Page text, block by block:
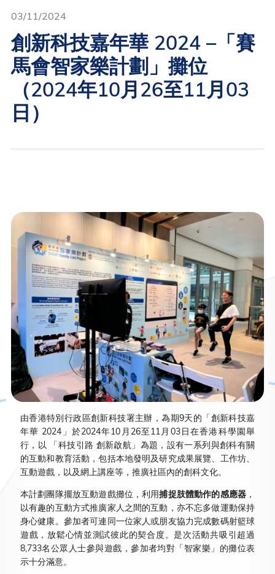
03/11/2024
創新科技嘉年華 2024 –「賽
馬會智家樂計劃」攤位
（2024年10月26至11月03
日）
由香港特別行政區創新科技署主辦，為期9天的「創新科技嘉
年華 2024」於2024年10月26至11月03日在香港科學園舉
行，以 「科技引路 創新啟航」為題，設有一系列與創科有關
的互動和教育活動，包括本地發明及研究成果展覽、工作坊、
互動遊戲，以及網上講座等，推廣社區內的創科文化。
本計劃團隊擺放互動遊戲攤位，利用捕捉肢體動作的感應器 ，
以有趣的互動方式推廣家人之間的互動，亦不忘多做運動保持
身心健康。參加者可連同一位家人或朋友協力完成數碼射籃球
遊戲，放鬆心情並測試彼此的契合度。是次活動共吸引超過
8,733名公眾人士參與遊戲，參加者均對「智家樂」的攤位表
示十分滿意。